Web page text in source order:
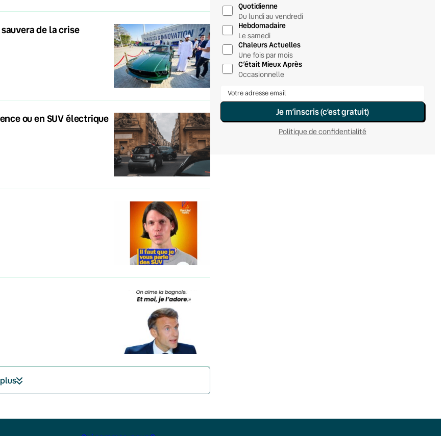
de la crise
ou en SUV électrique
Quotidienne
Du lundi au vendredi
Hebdomadaire
Le samedi
Chaleurs Actuelles
Une fois par mois
C’était Mieux Après
Occasionnelle
Je m’inscris (c’est gratuit)
Politique de confidentialité